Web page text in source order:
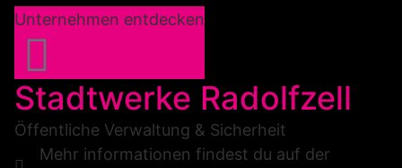
Unternehmen entdecken
Stadtwerke Radolfzell
Öffentliche Verwaltung & Sicherheit
Mehr informationen findest du auf der